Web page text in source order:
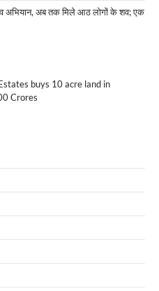
अभियान, अब तक मिले आठ लोगों के शव; एक
buys 10 acre land in
Crores